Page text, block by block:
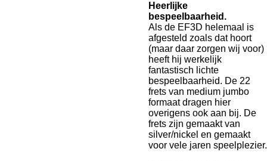
Heerlijke
bespeelbaarheid.
Als de EF3D helemaal is
afgesteld zoals dat hoort
(maar daar zorgen wij voor)
heeft hij werkelijk
fantastisch lichte
bespeelbaarheid. De 22
frets van medium jumbo
formaat dragen hier
overigens ook aan bij. De
frets zijn gemaakt van
silver/nickel en gemaakt
voor vele jaren speelplezier.